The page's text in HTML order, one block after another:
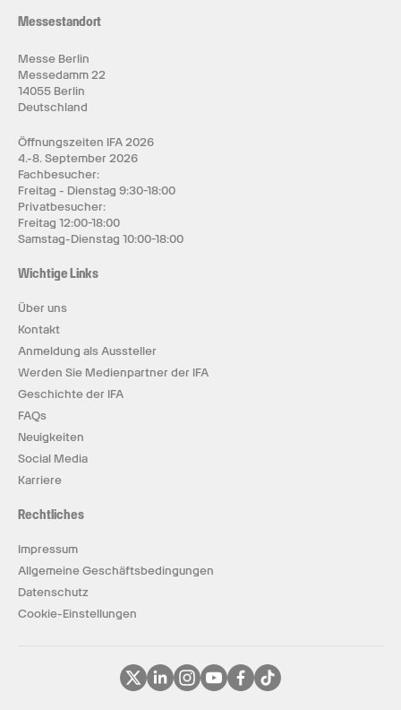
Messestandort
Messe Berlin
Messedamm 22
14055 Berlin
Deutschland
Öffnungszeiten IFA 2026
4.-8. September 2026
Fachbesucher:
Freitag - Dienstag 9:30-18:00
Privatbesucher:
Freitag 12:00-18:00
Samstag-Dienstag 10:00-18:00
Wichtige Links
Über uns
Kontakt
Anmeldung als Aussteller
Werden Sie Medienpartner der IFA
Geschichte der IFA
FAQs
Neuigkeiten
Social Media
Karriere
Rechtliches
Impressum
Allgemeine Geschäftsbedingungen
Datenschutz
Cookie-Einstellungen